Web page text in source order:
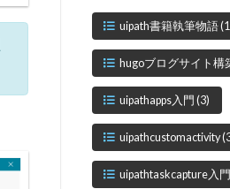
uipath書籍執筆物語
hugoブログサイト構
uipathapps入門(3)
uipathcustomactivity
uipathtaskcapture入